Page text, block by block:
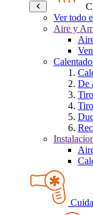
Ver todo
Aire y
De